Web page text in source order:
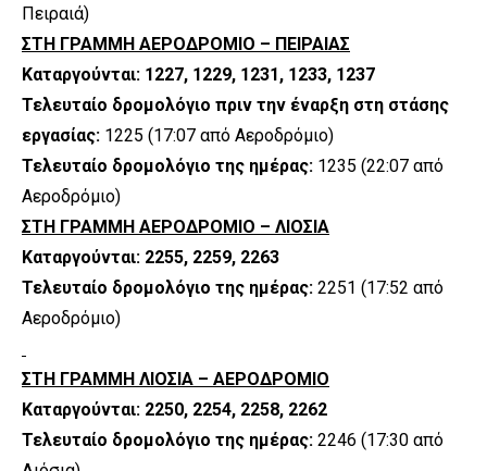
Πειραιά)
ΣΤΗ ΓΡΑΜΜΗ ΑΕΡΟΔΡΟΜΙΟ – ΠΕΙΡΑΙΑΣ
Καταργούνται: 1227, 1229, 1231, 1233, 1237
Τελευταίο δρομολόγιο πριν την έναρξη στη στάσης
εργασίας: 1225 (17:07 από Αεροδρόμιο)
Τελευταίο δρομολόγιο της ημέρας: 1235 (22:07 από
Αεροδρόμιο)
ΣΤΗ ΓΡΑΜΜΗ ΑΕΡΟΔΡΟΜΙΟ – ΛΙΟΣΙΑ
Καταργούνται: 2255, 2259, 2263
Τελευταίο δρομολόγιο της ημέρας: 2251 (17:52 από
Αεροδρόμιο)
ΣΤΗ ΓΡΑΜΜΗ ΛΙΟΣΙΑ – ΑΕΡΟΔΡΟΜΙΟ
Καταργούνται: 2250, 2254, 2258, 2262
Τελευταίο δρομολόγιο της ημέρας: 2246 (17:30 από